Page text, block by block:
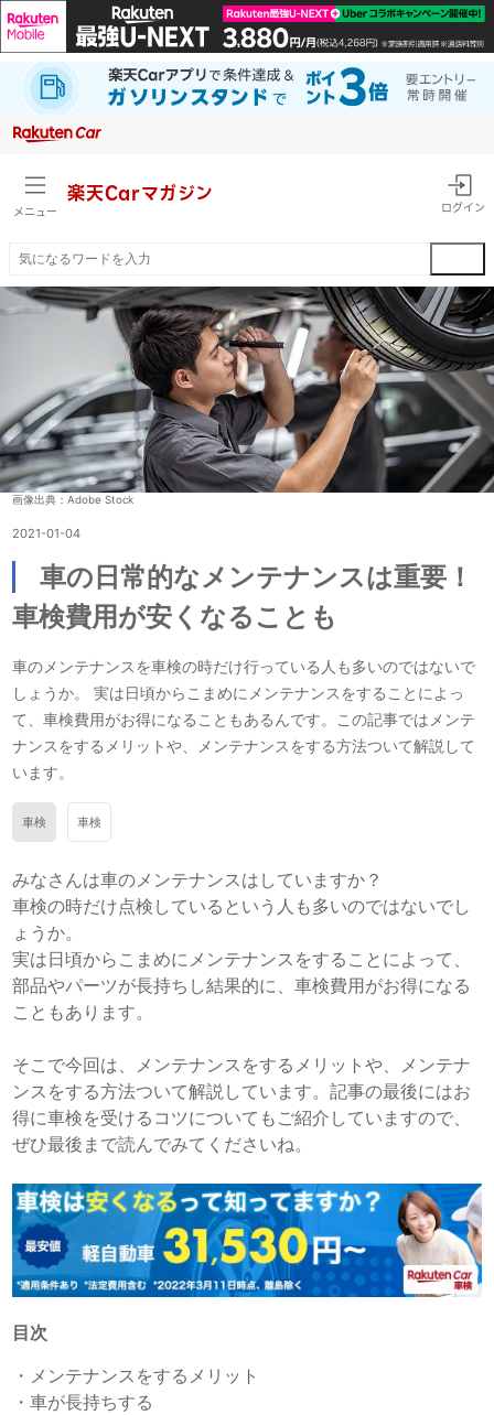
メニュー
楽天Carマガジン
ログイン
画像出典：Adobe Stock
2021-01-04
車の日常的なメンテナンスは重要！
車検費用が安くなることも
車のメンテナンスを車検の時だけ行っている人も多いのではないで
しょうか。 実は日頃からこまめにメンテナンスをすることによっ
て、車検費用がお得になることもあるんです。この記事ではメンテ
ナンスをするメリットや、メンテナンスをする方法ついて解説して
います。
車検 車検
みなさんは車のメンテナンスはしていますか？
車検の時だけ点検しているという人も多いのではないでし
ょうか。
実は日頃からこまめにメンテナンスをすることによって、
部品やパーツが長持ちし結果的に、車検費用がお得になる
こともあります。
そこで今回は、メンテナンスをするメリットや、メンテナ
ンスをする方法ついて解説しています。記事の最後にはお
得に車検を受けるコツについてもご紹介していますので、
ぜひ最後まで読んでみてくださいね。
目次
・ メンテナンスをするメリット
・車が長持ちする